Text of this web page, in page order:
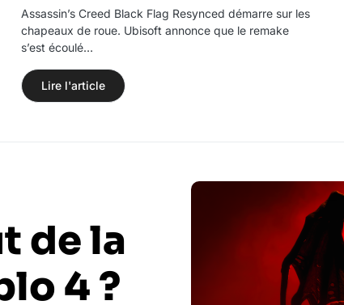
Assassin’s Creed Black Flag Resynced démarre sur les
chapeaux de roue. Ubisoft annonce que le remake
s’est écoulé…
Lire l'article
de la
4 ?